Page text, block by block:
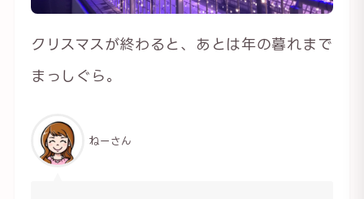
クリスマスが終わると、あとは年の暮れまで
まっしぐら。
ねーさん